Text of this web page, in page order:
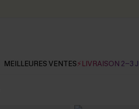
MEILLEURES VENTES⚡LIVRAISON 2-3 J